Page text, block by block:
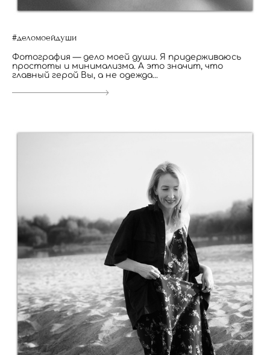
#деломоейдуши
Фотография — дело моей души. Я придерживаюсь
простоты и минимализма. А это значит, что
главный герой Вы, а не одежда...